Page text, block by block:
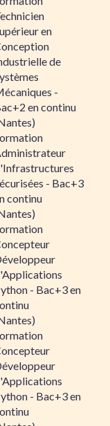
en
de
-
en continu
- Bac+3
continu
- Bac+3 en
- Bac+3 en